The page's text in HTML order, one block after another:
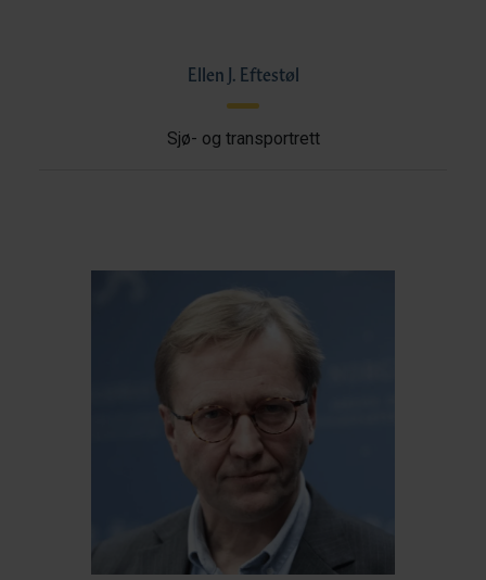
Ellen J. Eftestøl
Sjø- og transportrett